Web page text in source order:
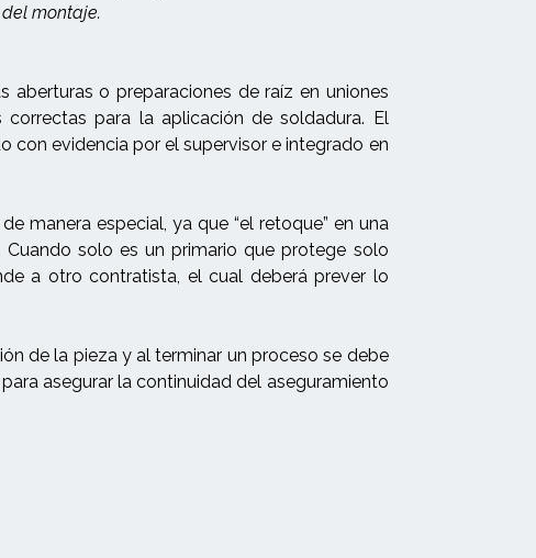
montaje.
o preparaciones de raíz en uniones
para la aplicación de soldadura. El
con evidencia por el supervisor e integrado en
manera especial, ya que “el retoque” en una
solo es un primario que protege solo
a otro contratista, el cual deberá prever lo
de la pieza y al terminar un proceso se debe
asegurar la continuidad del aseguramiento